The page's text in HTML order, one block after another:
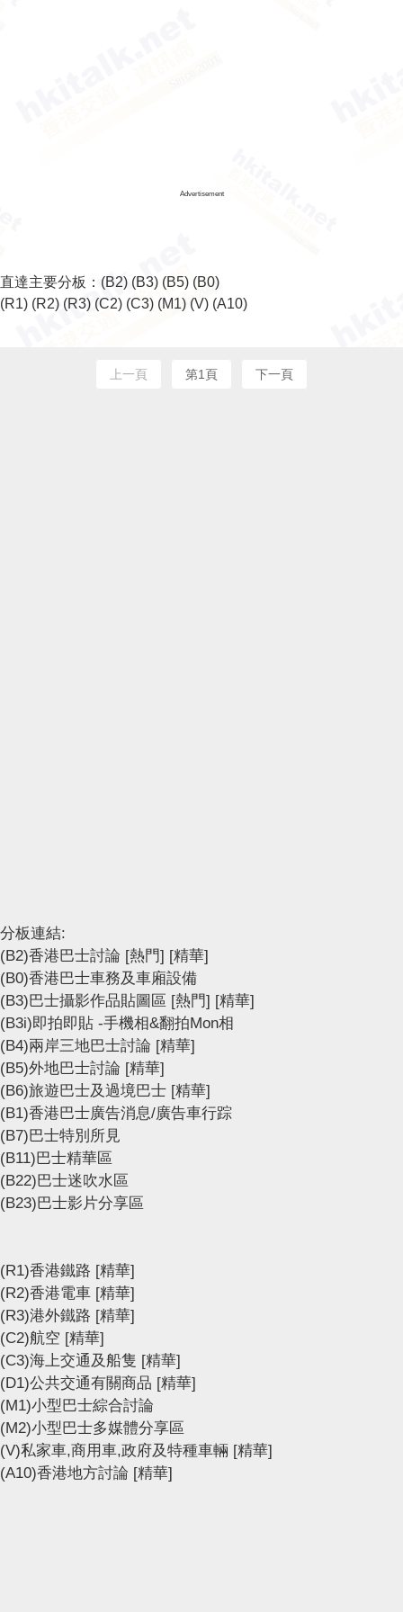
Advertisement
直達主要分板： (B2) (B3) (B5) (B0)
(R1) (R2) (R3) (C2) (C3) (M1) (V) (A10)
上一頁 第1頁 下一頁
分板連結:
(B2)香港巴士討論 [熱門] [精華]
(B0)香港巴士車務及車廂設備
(B3)巴士攝影作品貼圖區 [熱門] [精華]
(B3i)即拍即貼 -手機相&翻拍Mon相
(B4)兩岸三地巴士討論 [精華]
(B5)外地巴士討論 [精華]
(B6)旅遊巴士及過境巴士 [精華]
(B1)香港巴士廣告消息/廣告車行踪
(B7)巴士特別所見
(B11)巴士精華區
(B22)巴士迷吹水區
(B23)巴士影片分享區
(R1)香港鐵路 [精華]
(R2)香港電車 [精華]
(R3)港外鐵路 [精華]
(C2)航空 [精華]
(C3)海上交通及船隻 [精華]
(D1)公共交通有關商品 [精華]
(M1)小型巴士綜合討論
(M2)小型巴士多媒體分享區
(V)私家車,商用車,政府及特種車輛 [精華]
(A10)香港地方討論 [精華]